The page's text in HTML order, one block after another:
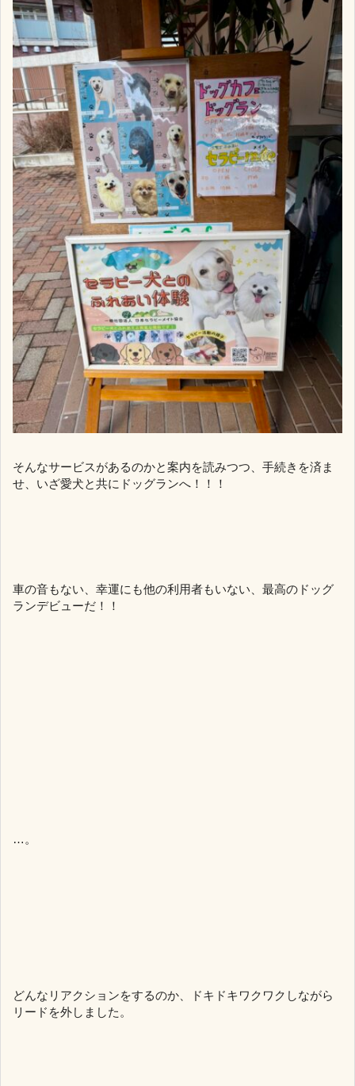
そんなサービスがあるのかと案内を読みつつ、手続きを済ま
せ、いざ愛犬と共にドッグランへ！！！
車の音もない、幸運にも他の利用者もいない、最高のドッグ
ランデビューだ！！
…。
どんなリアクションをするのか、ドキドキワクワクしながら
リードを外しました。